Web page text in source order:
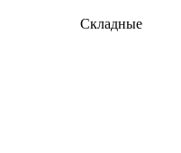
Складные